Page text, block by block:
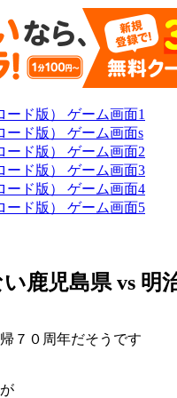
鹿児島県 vs 明
７０周年だそうです